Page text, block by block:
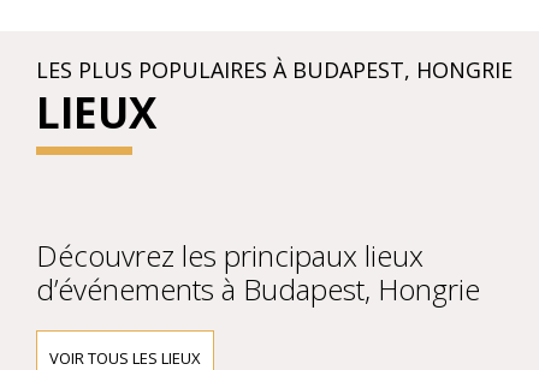
LES PLUS POPULAIRES À BUDAPEST, HONGRIE
LIEUX
Découvrez les principaux lieux
d’événements à Budapest, Hongrie
VOIR TOUS LES LIEUX